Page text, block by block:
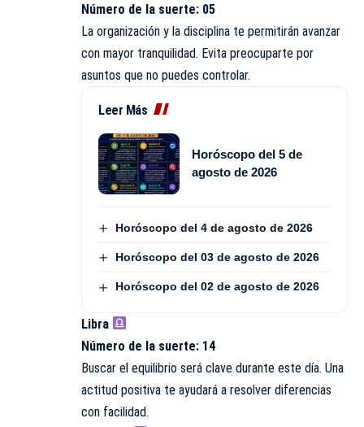
Número de la suerte: 05
La organización y la disciplina te permitirán avanzar
con mayor tranquilidad. Evita preocuparte por
asuntos que no puedes controlar.
Leer Más
Horóscopo del 5 de
agosto de 2026
Horóscopo del 4 de agosto de 2026
Horóscopo del 03 de agosto de 2026
Horóscopo del 02 de agosto de 2026
Libra
Número de la suerte: 14
Buscar el equilibrio será clave durante este día. Una
actitud positiva te ayudará a resolver diferencias
con facilidad.